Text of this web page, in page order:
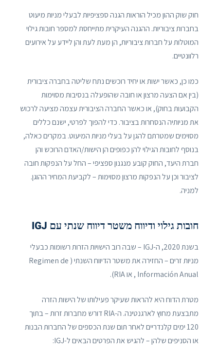
חוק שוק ההון מכיל הוראות הגנה ספציפיות לבעלי מניות מיעוט
בחברות ציבוריות. ההגנה העיקרית מתייחסת למספר חובות גילוי
המוטלות על חברות ציבוריות, הן מעת לעת והן ליידע על אירועים
רלוונטיים.
כמו כן, כאשר ישות או יחיד רוכשים נתח שליטה בחברה ציבורית
(בין אם הצעה מרצון או חובה שהופעלה בנסיבות מסוימות
הקבועות בחוק), או כאשר החברה הציבורית עצמה מציעה לרכוש
את מניותיה הנסחרות בציבור. כדי להפוך לפרטי, ישנם כללים
מסוימים שמטרתם להגן על בעלי מניות המיעוט. במקרים כאלה,
בנוסף לחובות הגילוי להן כפופים הן הישות/האדם הרוכש והן
חברת היעד, החוק קובע מנגנון ספציפי – החל על הנפקות חובה
לציבור וכן על הנפקות מרצון מסוימות – לקביעת המחיר ההוגן.
למניה.
חובות גילוי ודיווח משטר דיווח שנתי עם IGJ
בשנת 2020, ה-IGJ – שבה רוב הישויות הזרות רשומות כבעלי
מניות זרים – החזירה את משטר הדיווח השנתי ( Regimen de
Información Anual , או RIA).
מטרת הדוח היא להראות שעיקר פעילותו של הישות הזרה
מתבצעת מחוץ לארגנטינה. ה-RIA דורש מחברות זרות – בתוך
120 ימים קלנדריים לאחר תום שנת הכספים של החברות הבנות
או הסניפים שלהן – להגיש את הפרטים הבאים ל-IGJ: